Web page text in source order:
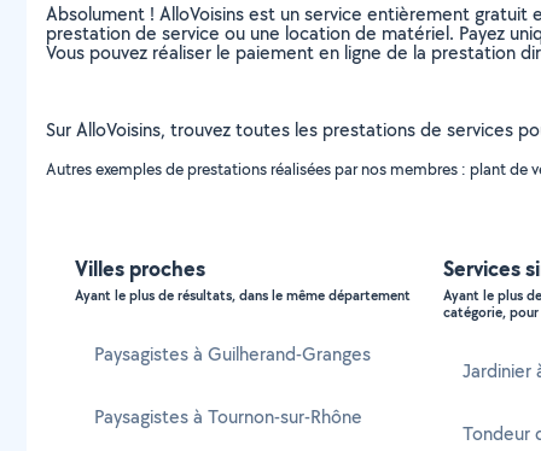
Absolument ! AlloVoisins est un service entièrement gratuit
prestation de service ou une location de matériel. Payez
Vous pouvez réaliser le paiement en ligne de la prestation
Sur AlloVoisins, trouvez toutes les prestations de services
Autres exemples de prestations réalisées par nos membres : plant de
Villes proches
Ayant le plus de résultats, dans le même département
Paysagistes à Guilherand-Granges
Paysagistes à Tournon-sur-Rhône
Services
Ayant le plus
catégorie,
Jardinier
Tondeur